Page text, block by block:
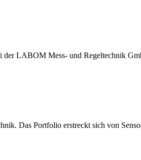
LABOM Mess- und Regeltechnik
Das Portfolio erstreckt sich von